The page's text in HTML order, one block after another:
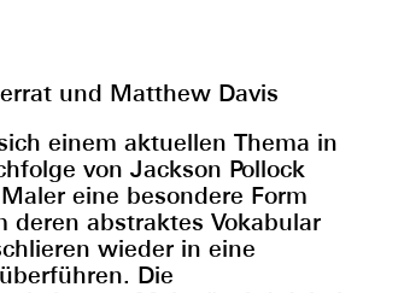
und Matthew Davis
einem aktuellen Thema in
von Jackson Pollock
eine besondere Form
deren abstraktes Vokabular
wieder in eine
Die